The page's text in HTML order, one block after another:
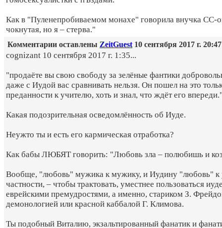
Как в "Пуленепробиваемом монахе" говорила внучка СС-
чокнутая, но я – стерва."
Комментарии оставлены ZeitGuest 10 сентября 2017 г. 20:47
cognizant 10 сентября 2017 г. 1:35...
"продаёте вы свою свободу за зелёные фантики
даже с Иудой вас сравнивать нельзя. Он пошел на это
преданности к учителю, хоть и знал, что ждёт его
Какая подозрительная осведомлённость об Иуде.
Неужто ты и есть его кармическая отработка?
Как бабы ЛЮБЯТ говорить: "Любовь зла – полюбишь и
Вообще, "любовь" мужика к мужику, и Иудину "любовь" к
частности, – чтобы трактовать, уместнее пользоваться
еврейскими премудростями, а именно, стариком З.
демонологией или красной каббалой Г. Климова.
Ты подобный Виталию, экзальтированный фанатик и